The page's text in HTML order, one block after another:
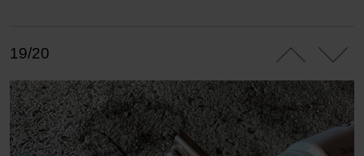
19/20